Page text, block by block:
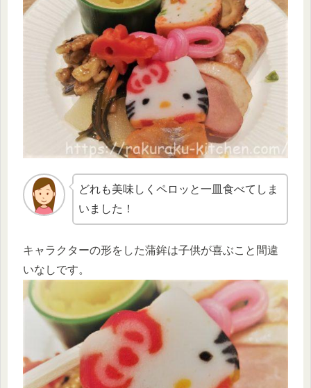
どれも美味しくペロッと一皿食べてしま
いました！
キャラクターの形をした蒲鉾は子供が喜ぶこと間違
いなしです。